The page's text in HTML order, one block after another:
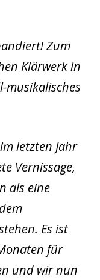
Zum
Klärwerk in
musikalisches
letzten Jahr
Vernissage,
als eine
Es ist
für
und wir nun